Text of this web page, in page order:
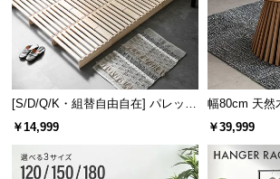
テーブルはコンパクトで使いやすい
らしや、お子様が小さいご家庭にも
[S/D/Q/K・組替自由自在] パレット
ベッド 8/12/16枚セット
￥14,999
幅80cm 天然
ターテーブ
￥39,999